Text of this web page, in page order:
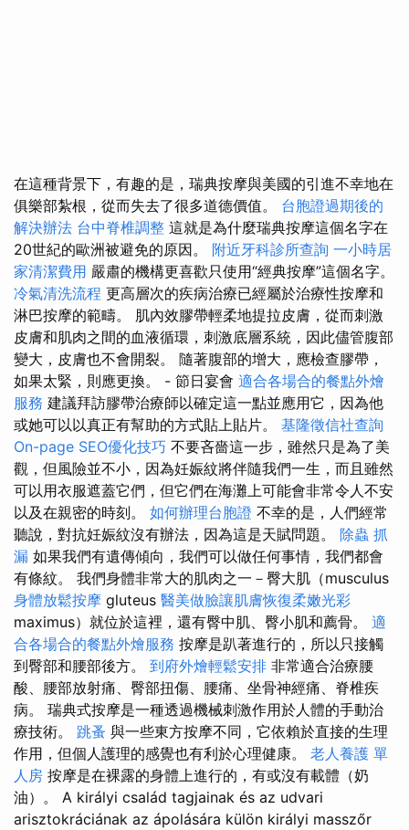
在這種背景下，有趣的是，瑞典按摩與美國的引進不幸地在
俱樂部紮根，從而失去了很多道德價值。 台胞證過期後的
解決辦法 台中脊椎調整 這就是為什麼瑞典按摩這個名字在
20世紀的歐洲被避免的原因。 附近牙科診所查詢 一小時居
家清潔費用 嚴肅的機構更喜歡只使用“經典按摩”這個名字。
冷氣清洗流程 更高層次的疾病治療已經屬於治療性按摩和
淋巴按摩的範疇。 肌內效膠帶輕柔地提拉皮膚，從而刺激
皮膚和肌肉之間的血液循環，刺激底層系統，因此儘管腹部
變大，皮膚也不會開裂。 隨著腹部的增大，應檢查膠帶，
如果太緊，則應更換。 - 節日宴會 適合各場合的餐點外燴
服務 建議拜訪膠帶治療師以確定這一點並應用它，因為他
或她可以以真正有幫助的方式貼上貼片。 基隆徵信社查詢
On-page SEO優化技巧 不要吝嗇這一步，雖然只是為了美
觀，但風險並不小，因為妊娠紋將伴隨我們一生，而且雖然
可以用衣服遮蓋它們，但它們在海灘上可能會非常令人不安
以及在親密的時刻。 如何辦理台胞證 不幸的是，人們經常
聽說，對抗妊娠紋沒有辦法，因為這是天賦問題。 除蟲 抓
漏 如果我們有遺傳傾向，我們可以做任何事情，我們都會
有條紋。 我們身體非常大的肌肉之一－臀大肌（musculus
身體放鬆按摩 gluteus 醫美做臉讓肌膚恢復柔嫩光彩
maximus）就位於這裡，還有臀中肌、臀小肌和薦骨。 適
合各場合的餐點外燴服務 按摩是趴著進行的，所以只接觸
到臀部和腰部後方。 到府外燴輕鬆安排 非常適合治療腰
酸、腰部放射痛、臀部扭傷、腰痛、坐骨神經痛、脊椎疾
病。 瑞典式按摩是一種透過機械刺激作用於人體的手動治
療技術。 跳蚤 與一些東方按摩不同，它依賴於直接的生理
作用，但個人護理的感覺也有利於心理健康。 老人養護 單
人房 按摩是在裸露的身體上進行的，有或沒有載體（奶
油）。 A királyi család tagjainak és az udvari
arisztokráciának az ápolására külön királyi masszőr